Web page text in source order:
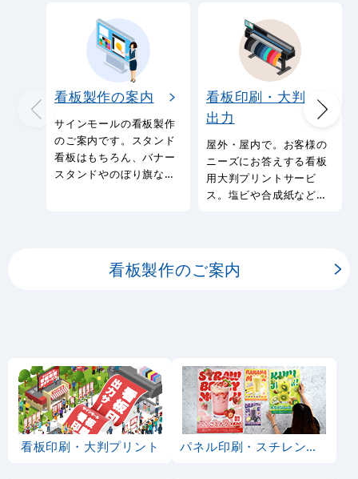
看板製作の案内
サインモールの看板製作
のご案内です。スタンド
看板はもちろん、バナー
スタンドやのぼり旗など
看板印刷・大判
出力
屋外・屋内で。お客様の
ニーズにお答えする看板
用大判プリントサービ
ス。塩ビや合成紙など看
看板製作のご案内
看板印刷・大判プリント パネル印刷・スチレンボード